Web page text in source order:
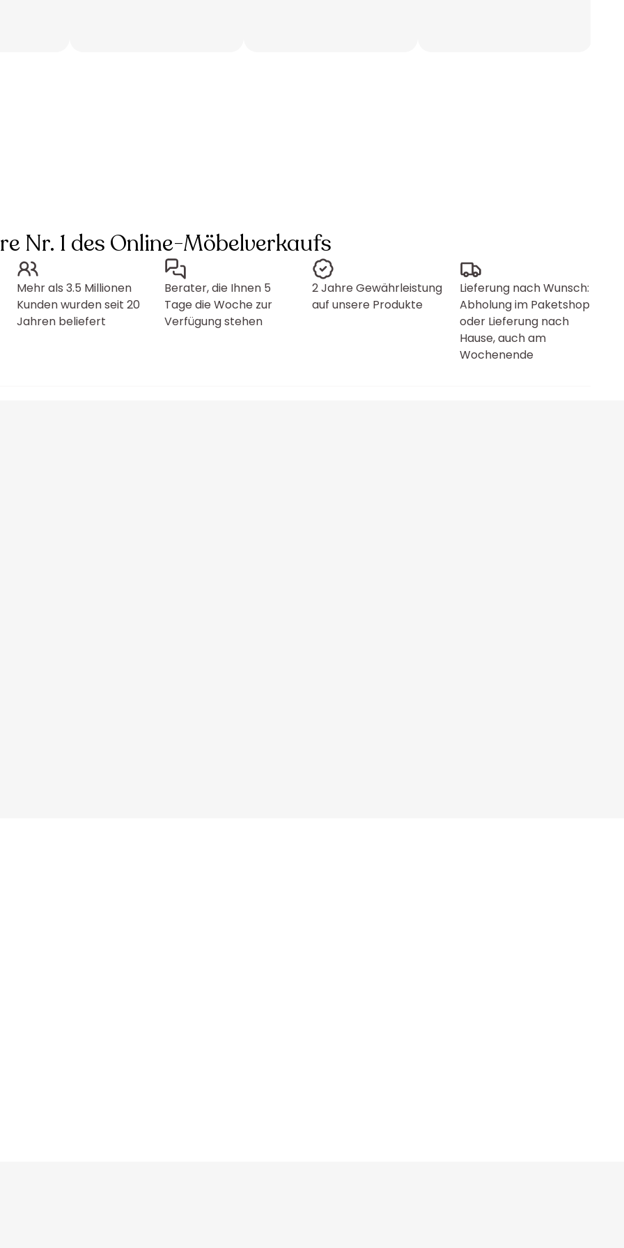
Nr. 1 des Online-Möbelverkaufs
Mehr als 3.5 Millionen
Kunden wurden seit 20
Jahren beliefert
Berater, die Ihnen 5
Tage die Woche zur
Verfügung stehen
2 Jahre Gewährleistung
auf unsere Produkte
Lieferung nach Wunsch:
Abholung im Paketshop
oder Lieferung nach
Hause, auch am
Wochenende